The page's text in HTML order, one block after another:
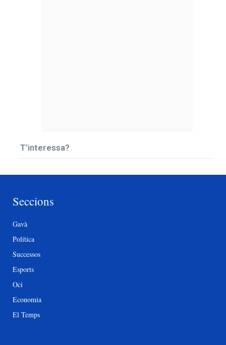
T’interessa?
Seccions
Gavà
Política
Successos
Esports
Oci
Economia
El Temps